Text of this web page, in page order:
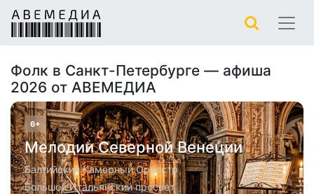
Фолк в Санкт-Петербурге — афиша
2026 от АВЕМЕДИА
6+
Мелодии Северной Венеции
Балтийский Камерный Оркестр
Большой Итальянский просвет